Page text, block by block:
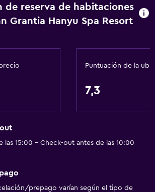
de reserva de habitaciones
Grantia Hanyu Spa Resort
Puntuación de la
7,3
las 15:00 - Check-out antes de las 10:00
prepago varían según el tipo de